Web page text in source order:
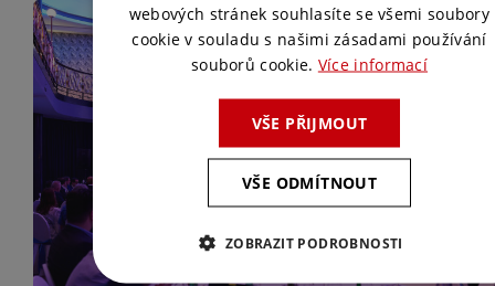
webových stránek souhlasíte se všemi soubory
cookie v souladu s našimi zásadami používání
souborů cookie. Více informací
VŠE PŘIJMOUT
VŠE ODMÍTNOUT
ZOBRAZIT PODROBNOSTI